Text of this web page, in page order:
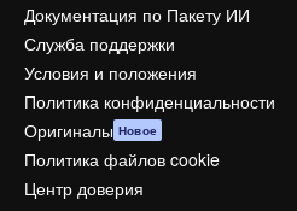
Документация по Пакету ИИ
Служба поддержки
Условия и положения
Политика конфиденциальности
Оригиналы Новое
Политика файлов cookie
Центр доверия